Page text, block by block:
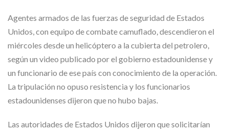
Agentes armados de las fuerzas de seguridad de Estados
Unidos, con equipo de combate camuflado, descendieron el
miércoles desde un helicóptero a la cubierta del petrolero,
según un video publicado por el gobierno estadounidense y
un funcionario de ese país con conocimiento de la operación.
La tripulación no opuso resistencia y los funcionarios
estadounidenses dijeron que no hubo bajas.
Las autoridades de Estados Unidos dijeron que solicitarían